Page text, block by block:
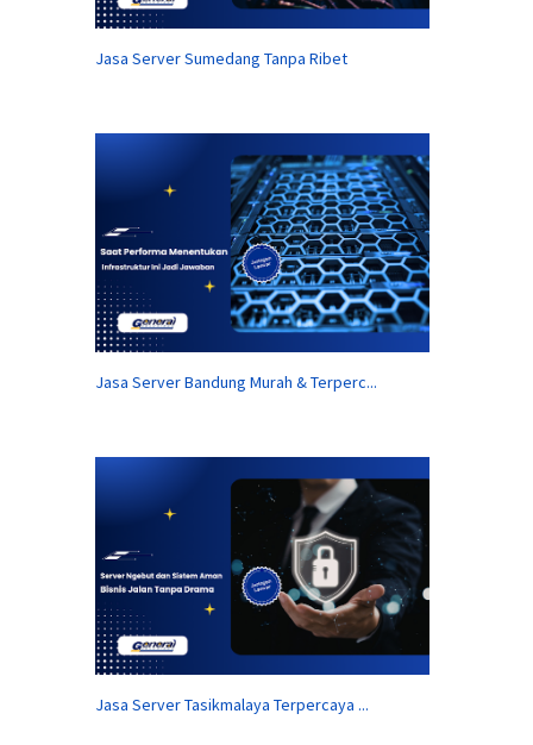
Jasa Server Sumedang Tanpa Ribet
Jasa Server Bandung Murah & Terperc...
Jasa Server Tasikmalaya Terpercaya ...